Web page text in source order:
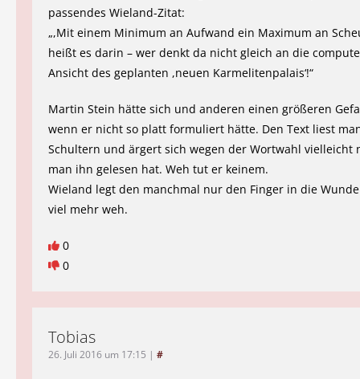
passendes Wieland-Zitat:
„,Mit einem Minimum an Aufwand ein Maximum an
heißt es darin – wer denkt da nicht gleich an die
Ansicht des geplanten ,neuen Karmelitenpalais‘!“
Martin Stein hätte sich und anderen einen größeren
wenn er nicht so platt formuliert hätte. Den Text liest
Schultern und ärgert sich wegen der Wortwahl vielleicht
man ihn gelesen hat. Weh tut er keinem.
Wieland legt den manchmal nur den Finger in die
viel mehr weh.
0
0
Tobias
26. Juli 2016 um 17:15 | #